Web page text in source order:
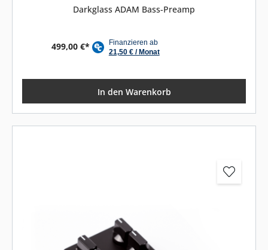
Darkglass ADAM Bass-Preamp
499,00 €*
In den Warenkorb